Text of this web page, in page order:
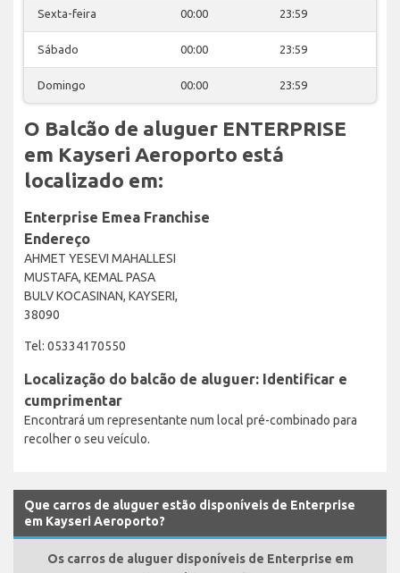
Sexta-feira 00:00 23:59
Sábado 00:00 23:59
Domingo 00:00 23:59
O Balcão de aluguer ENTERPRISE
em Kayseri Aeroporto está
localizado em:
Enterprise Emea Franchise
Endereço
AHMET YESEVI MAHALLESI
MUSTAFA, KEMAL PASA
BULV KOCASINAN, KAYSERI,
38090
Tel: 05334170550
Localização do balcão de aluguer: Identificar e
cumprimentar
Encontrará um representante num local pré-combinado para
recolher o seu veículo.
Que carros de aluguer estão disponíveis de Enterprise
em Kayseri Aeroporto?
Os carros de aluguer disponíveis de Enterprise em